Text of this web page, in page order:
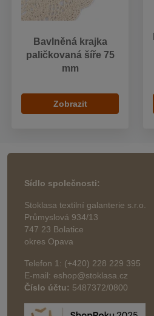
Bavlněná krajka
paličkovaná šíře 75
mm
Zobrazit
Sídlo společnosti:
Stoklasa textilní galanterie s.r.o.
Průmyslová 934/13
747 23 Bolatice
okres Opava
Telefon 1: (+420) 228 229 395
E-mail: eshop@stoklasa.cz
Číslo účtu: 5487372/0800